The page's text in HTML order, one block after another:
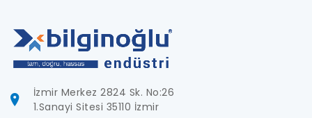
İzmir Merkez 2824 Sk. No:26
1.Sanayi Sitesi 35110 İzmir